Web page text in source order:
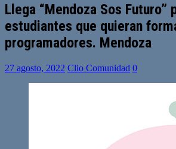
Llega “Mendoza Sos Futuro”
estudiantes que quieran
programadores. Mendoza
27 agosto, 2022 Clio Comunidad 0